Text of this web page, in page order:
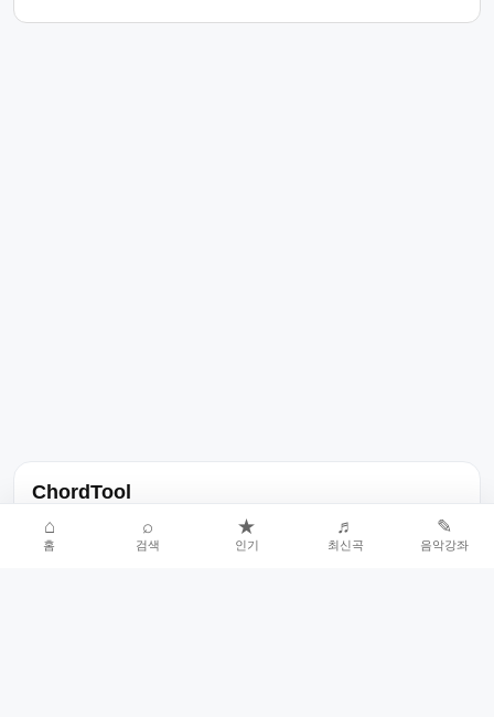
ChordTool
노래 가사, 곡 정보, 코드, 악보를 한곳에서 찾을 수 있는 음악 정보
서비스입니다.
⌂
홈
⌕
검색
★
인기
♬
최신곡
✎
음악강좌